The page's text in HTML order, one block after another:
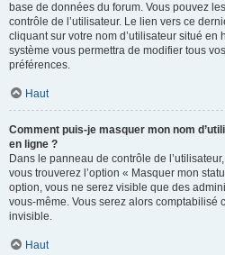
base de données du forum. Vous pouvez
contrôle de l’utilisateur. Le lien vers ce
cliquant sur votre nom d’utilisateur situé en
système vous permettra de modifier tous
préférences.
Haut
Comment puis-je masquer mon nom
en ligne ?
Dans le panneau de contrôle de
vous trouverez l’option « Masquer mon
option, vous ne serez visible que des
vous-même. Vous serez alors comptabilisé
invisible.
Haut